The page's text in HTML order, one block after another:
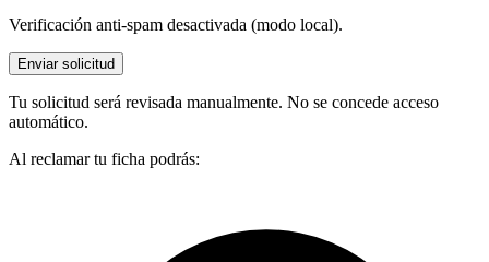
Verificación anti-spam desactivada (modo local).
Enviar solicitud
Tu solicitud será revisada manualmente. No se concede acceso
automático.
Al reclamar tu ficha podrás: